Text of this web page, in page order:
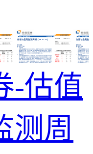
-估值
测周